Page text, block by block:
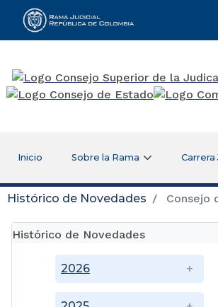
Rama Judicial
Inicio Sobre la Rama Carrera
Histórico de Novedades Consejo
Histórico de Novedades
2026